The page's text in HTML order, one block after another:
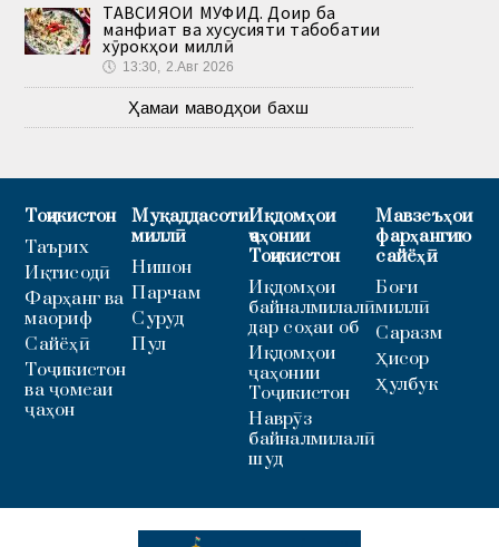
ТАВСИЯҲОИ МУФИД. Доир ба
манфиат ва хусусияти табобатии
хӯрокҳои миллӣ
🕔 13:30, 2.Авг 2026
Ҳамаи маводҳои бахш
Тоҷикистон
Таърих
Иқтисодӣ
Фарҳанг ва
маориф
Сайёҳӣ
Тоҷикистон
ва ҷомеаи
ҷаҳон
Муқаддасоти
миллӣ
Нишон
Парчам
Суруд
Пул
Иқдомҳои
ҷаҳонии
Тоҷикистон
Иқдомҳои
байналмилалӣ
дар соҳаи об
Иқдомҳои
ҷаҳонии
Тоҷикистон
Наврӯз
байналмилалӣ
шуд
Мавзеъҳои
фарҳангию
сайёҳӣ
Боғи
миллӣ
Саразм
Ҳисор
Ҳулбук